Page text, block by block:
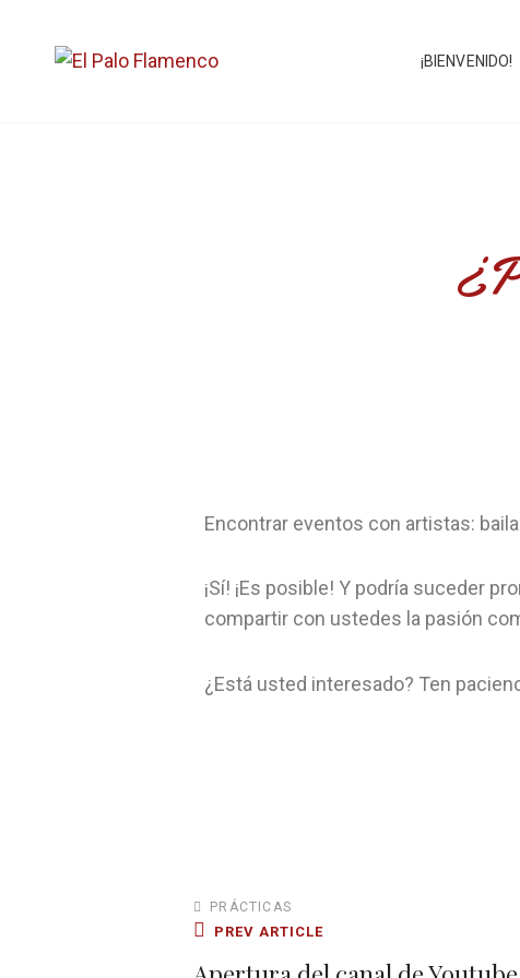
EL PALO
¡BIENVENIDO!
Encontrar eventos con artistas:
¡Sí! ¡Es posible! Y podría suceder
compartir con ustedes la pasión
¿Está usted interesado? Ten
PRÁCTICAS
PREV ARTICLE